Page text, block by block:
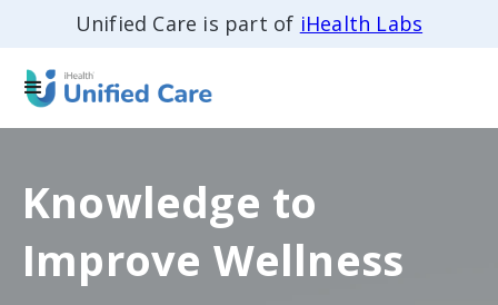
Unified Care is part of iHealth Labs
Knowledge to
Improve Wellness